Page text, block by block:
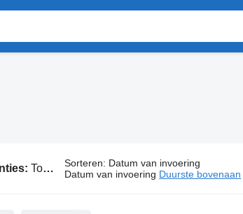
Toyota bussen Sorteren: Datum van invoering
Datum van invoering Duurste bovenaan